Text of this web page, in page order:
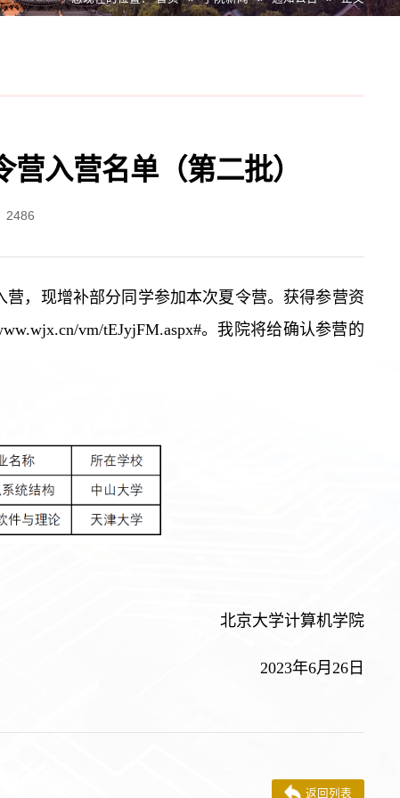
入营名单（第二批）
2486
，现增补部分同学参加本次夏令营。获得参营资
vm/tEJyjFM.aspx#。我院将给确认参营的
北京大学计算机学院
2023年6月26日
返回列表